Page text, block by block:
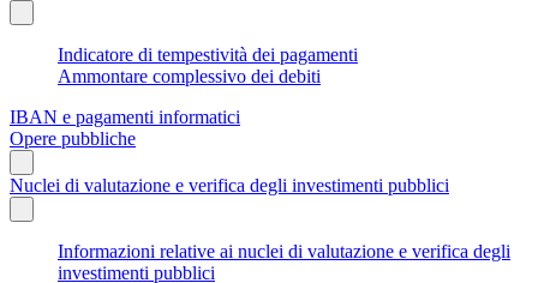
Indicatore di tempestività dei pagamenti
Ammontare complessivo dei debiti
IBAN e pagamenti informatici
Opere pubbliche
Nuclei di valutazione e verifica degli investimenti pubblici
Informazioni relative ai nuclei di valutazione e verifica degli
investimenti pubblici